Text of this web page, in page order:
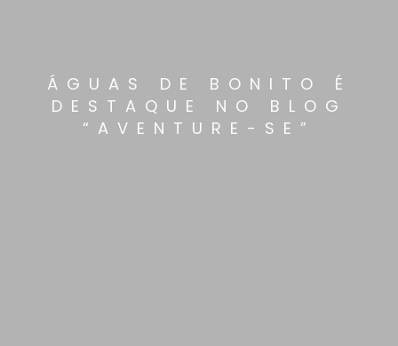
ÁGUAS DE BONITO É
DESTAQUE NO BLOG
“AVENTURE-SE”